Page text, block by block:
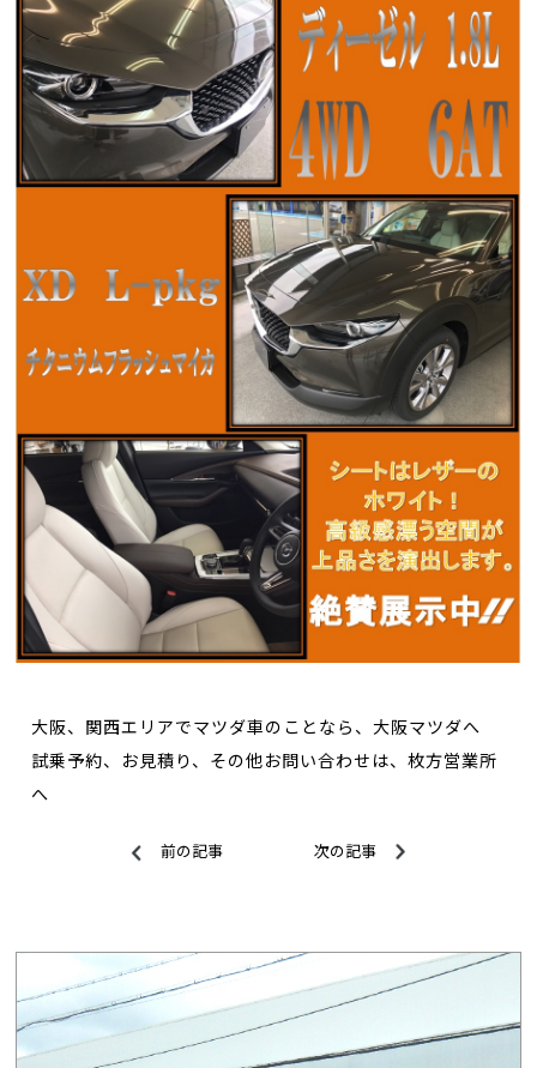
大阪、関西エリアでマツダ車のことなら、大阪マツダへ
試乗予約、お見積り、その他お問い合わせは、枚方営業所
へ
前の記事 次の記事